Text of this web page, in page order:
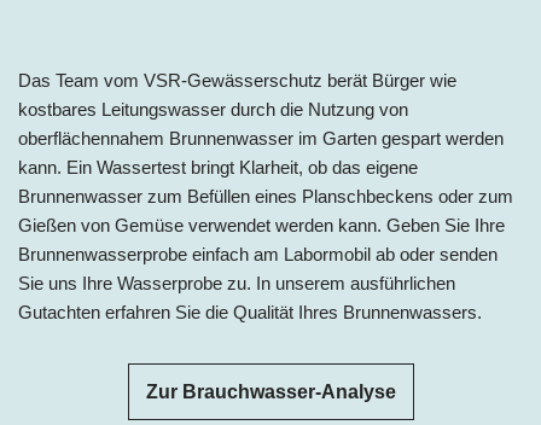
Das Team vom VSR-Gewässerschutz berät Bürger wie
kostbares Leitungswasser durch die Nutzung von
oberflächennahem Brunnenwasser im Garten gespart werden
kann. Ein Wassertest bringt Klarheit, ob das eigene
Brunnenwasser zum Befüllen eines Planschbeckens oder zum
Gießen von Gemüse verwendet werden kann. Geben Sie Ihre
Brunnenwasserprobe einfach am Labormobil ab oder senden
Sie uns Ihre Wasserprobe zu. In unserem ausführlichen
Gutachten erfahren Sie die Qualität Ihres Brunnenwassers.
Zur Brauchwasser-Analyse